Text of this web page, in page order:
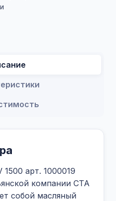
арт. 1000019
компании CTA
собой масляный